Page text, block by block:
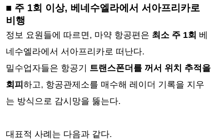
■ 주 1회 이상, 베네수엘라에서 서아프리카로
비행
정보 요원들에 따르면, 마약 항공편은 최소 주 1회 베
네수엘라에서 서아프리카로 떠난다.
밀수업자들은 항공기 트랜스폰더를 꺼서 위치 추적을
회피 하고, 항공관제소를 매수해 레이더 기록을 지우
는 방식으로 감시망을 뚫는다.
대표적 사례는 다음과 같다.